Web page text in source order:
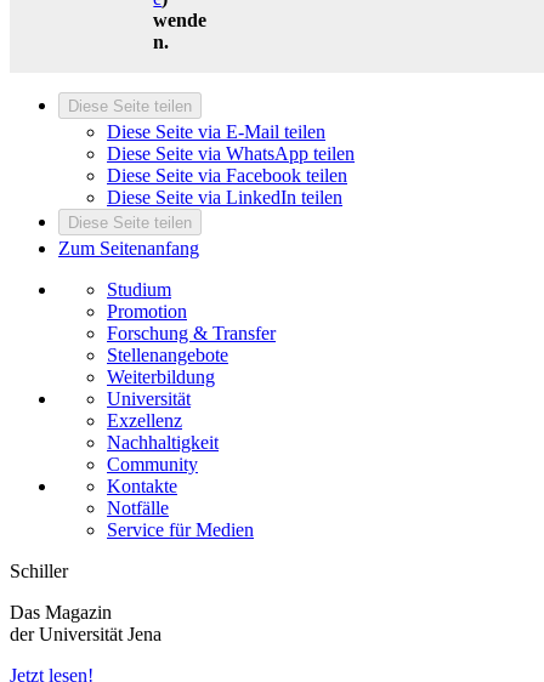
wende
n.
Diese Seite teilen
Diese Seite via E-Mail teilen
Diese Seite via WhatsApp teilen
Diese Seite via Facebook teilen
Diese Seite via LinkedIn teilen
Diese Seite teilen
Zum Seitenanfang
Studium
Promotion
Forschung & Transfer
Stellenangebote
Weiterbildung
Universität
Exzellenz
Nachhaltigkeit
Community
Kontakte
Notfälle
Service für Medien
Schiller
Das Magazin
der Universität Jena
Jetzt lesen!